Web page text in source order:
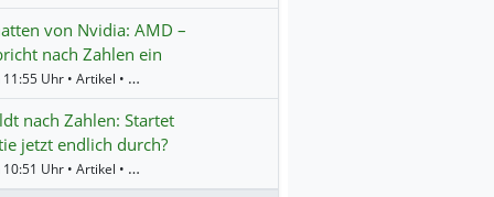
von Nvidia: AMD –
nach Zahlen ein
Gestern 11:55 Uhr • Artikel • BörsenNEWS.de
nach Zahlen: Startet
jetzt endlich durch?
Gestern 10:51 Uhr • Artikel • BörsenNEWS.de